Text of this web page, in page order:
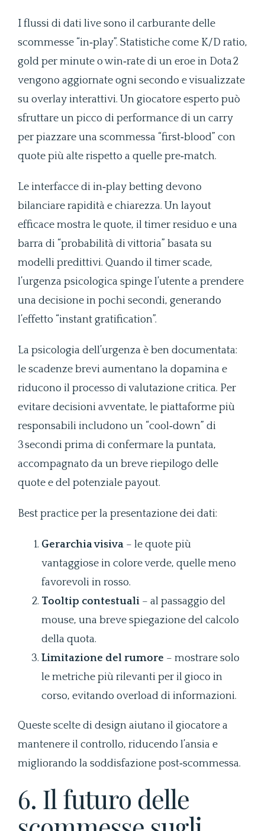
I flussi di dati live sono il carburante delle
scommesse “in‑play”. Statistiche come K/D ratio,
gold per minute o win‑rate di un eroe in Dota 2
vengono aggiornate ogni secondo e visualizzate
su overlay interattivi. Un giocatore esperto può
sfruttare un picco di performance di un carry
per piazzare una scommessa “first‑blood” con
quote più alte rispetto a quelle pre‑match.
Le interfacce di in‑play betting devono
bilanciare rapidità e chiarezza. Un layout
efficace mostra le quote, il timer residuo e una
barra di “probabilità di vittoria” basata su
modelli predittivi. Quando il timer scade,
l’urgenza psicologica spinge l’utente a prendere
una decisione in pochi secondi, generando
l’effetto “instant gratification”.
La psicologia dell’urgenza è ben documentata:
le scadenze brevi aumentano la dopamina e
riducono il processo di valutazione critica. Per
evitare decisioni avventate, le piattaforme più
responsabili includono un “cool‑down” di
3 secondi prima di confermare la puntata,
accompagnato da un breve riepilogo delle
quote e del potenziale payout.
Best practice per la presentazione dei dati:
Gerarchia visiva – le quote più
vantaggiose in colore verde, quelle meno
favorevoli in rosso.
Tooltip contestuali – al passaggio del
mouse, una breve spiegazione del calcolo
della quota.
Limitazione del rumore – mostrare solo
le metriche più rilevanti per il gioco in
corso, evitando overload di informazioni.
Queste scelte di design aiutano il giocatore a
mantenere il controllo, riducendo l’ansia e
migliorando la soddisfazione post‑scommessa.
6. Il futuro delle